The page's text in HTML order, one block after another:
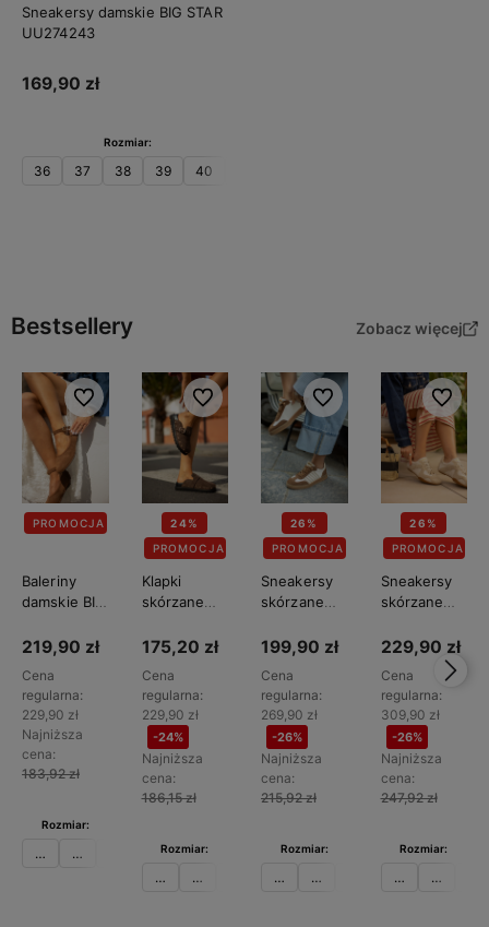
Sneakersy damskie BIG STAR
UU274243
169,90 zł
Rozmiar:
36 37 38 39 40
Bestsellery Zobacz więcej
PROMOCJA
Baleriny
damskie BIG
TT274211
219,90 zł
Cena
regularna:
229,90 zł
Najniższa
cena:
183,92 zł
Rozmiar:
36 37 39 40
Do ulubionych
24%
PROMOCJA
Klapki
skórzane
STAR
175,20 zł
Cena
regularna:
229,90 zł
-24%
Najniższa
cena:
186,15 zł
Rozmiar:
36 37 41
Do ulubionych
26%
PROMOCJA
Sneakersy
skórzane
STAR
199,90 zł
Cena
regularna:
269,90 zł
-26%
Najniższa
cena:
215,92 zł
Rozmiar:
36 37 39
Do ulubionych
26%
PROMOCJA
Sneakersy
skórzane
STAR
TT274577
229,90 zł
Cena
regularna:
309,90 zł
-26%
Najniższa
cena:
247,92 zł
Rozmiar:
36 37
Do